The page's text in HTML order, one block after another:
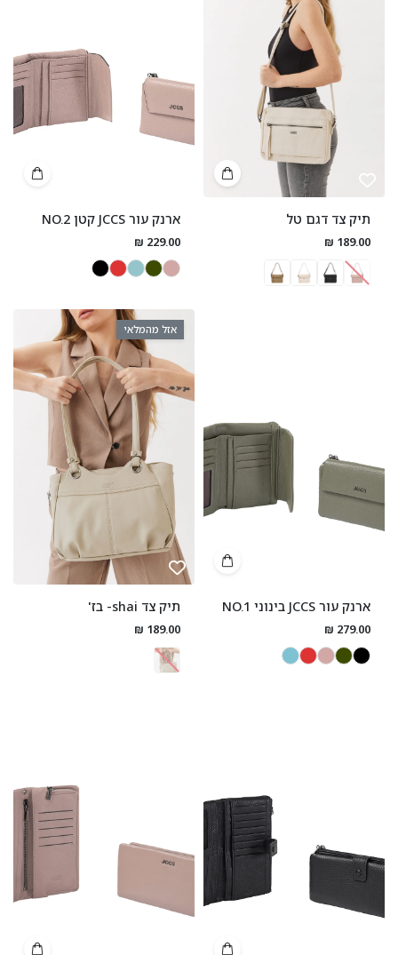
תיק צד דגם טל
189.00 ₪
ארנק עור JCCS קטן NO.2
229.00 ₪
ארנק עור JCCS בינוני NO.1
279.00 ₪
אזל מהמלאי
תיק צד shai- בז'
189.00 ₪